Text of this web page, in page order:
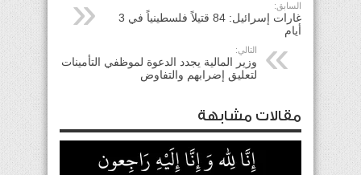
السابق:
غارات إسرائيل: 84 قتيلاً فلسطينياً في 3
أيام
التالي:
وزير المالية يجدد الدعوة لموظفي التأمينات
لتعليق إضرابهم والتفاوض
مقالات مشابهة